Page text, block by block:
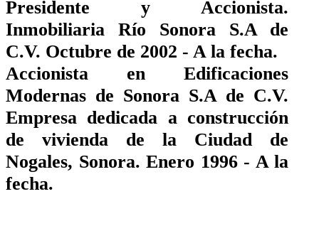
Presidente y Accionista.
Inmobiliaria Río Sonora S.A de
C.V. Octubre de 2002 - A la fecha.
Accionista en Edificaciones
Modernas de Sonora S.A de C.V.
Empresa dedicada a construcción
de vivienda de la Ciudad de
Nogales, Sonora. Enero 1996 - A la
fecha.